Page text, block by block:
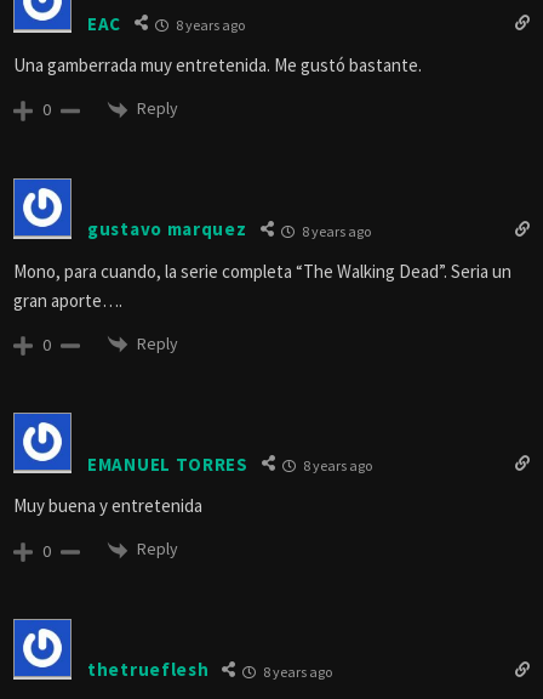
EAC 8 years ago
Una gamberrada muy entretenida. Me gustó bastante.
0 Reply
gustavo marquez 8 years ago
Mono, para cuando, la serie completa “The Walking Dead”. Seria un
gran aporte….
0 Reply
EMANUEL TORRES 8 years ago
Muy buena y entretenida
0 Reply
thetrueflesh 8 years ago